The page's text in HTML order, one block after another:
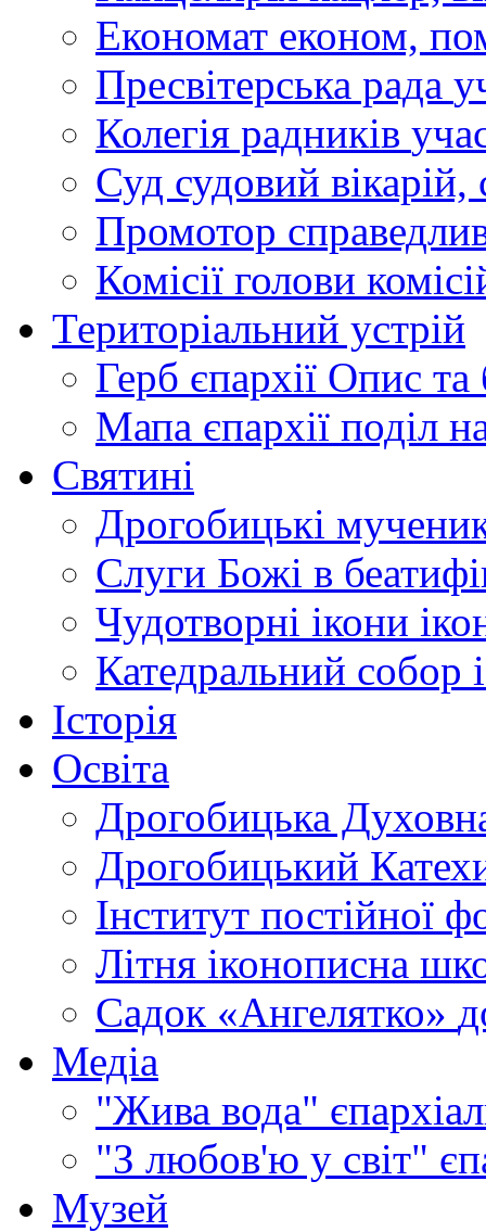
Економат економ,
Пресвітерська рада
Колегія радників
Суд судовий вікарій,
Промотор
Комісії голови
Територіальний устрій
Герб єпархії Опис та
Мапа єпархії поділ
Святині
Дрогобицькі
Слуги Божі в
Чудотворні ікони
Катедральний собор
Історія
Освіта
Дрогобицька
Дрогобицький
Інститут постійної
Літня іконописна
Садок «Ангелятко»
Медіа
"Жива вода"
"З любов'ю у світ"
Музей